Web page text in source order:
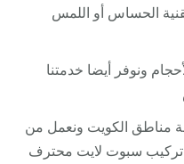
الحساس أو اللمس
ونوفر أيضا خدمتنا
مناطق الكويت ونعمل من
تركيب سبوت لايت محترف